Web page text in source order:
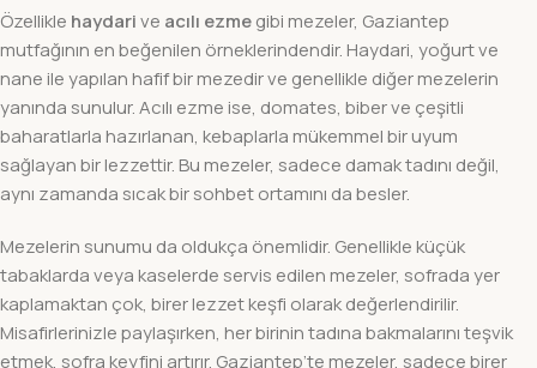
Özellikle haydarive acılı ezmegibi mezeler, Gaziantep
mutfağının en beğenilen örneklerindendir. Haydari, yoğurt ve
nane ile yapılan hafif bir mezedir ve genellikle diğer mezelerin
yanında sunulur. Acılı ezme ise, domates, biber ve çeşitli
baharatlarla hazırlanan, kebaplarla mükemmel bir uyum
sağlayan bir lezzettir. Bu mezeler, sadece damak tadını değil,
aynı zamanda sıcak bir sohbet ortamını da besler.
Mezelerin sunumu da oldukça önemlidir. Genellikle küçük
tabaklarda veya kaselerde servis edilen mezeler, sofrada yer
kaplamaktan çok, birer lezzet keşfi olarak değerlendirilir.
Misafirlerinizle paylaşırken, her birinin tadına bakmalarını teşvik
etmek, sofra keyfini artırır. Gaziantep’te mezeler, sadece birer